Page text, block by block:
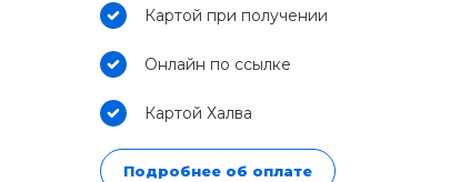
Картой при получении
Онлайн по ссылке
Картой Халва
Подробнее об оплате